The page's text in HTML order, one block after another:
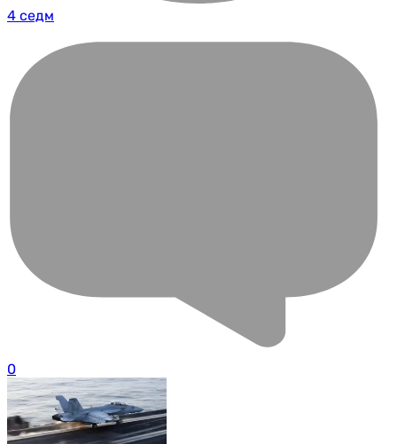
4 седм
0